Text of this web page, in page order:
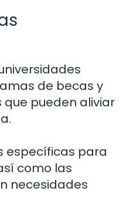
de becas y
pueden aliviar
específicas para
como las
necesidades